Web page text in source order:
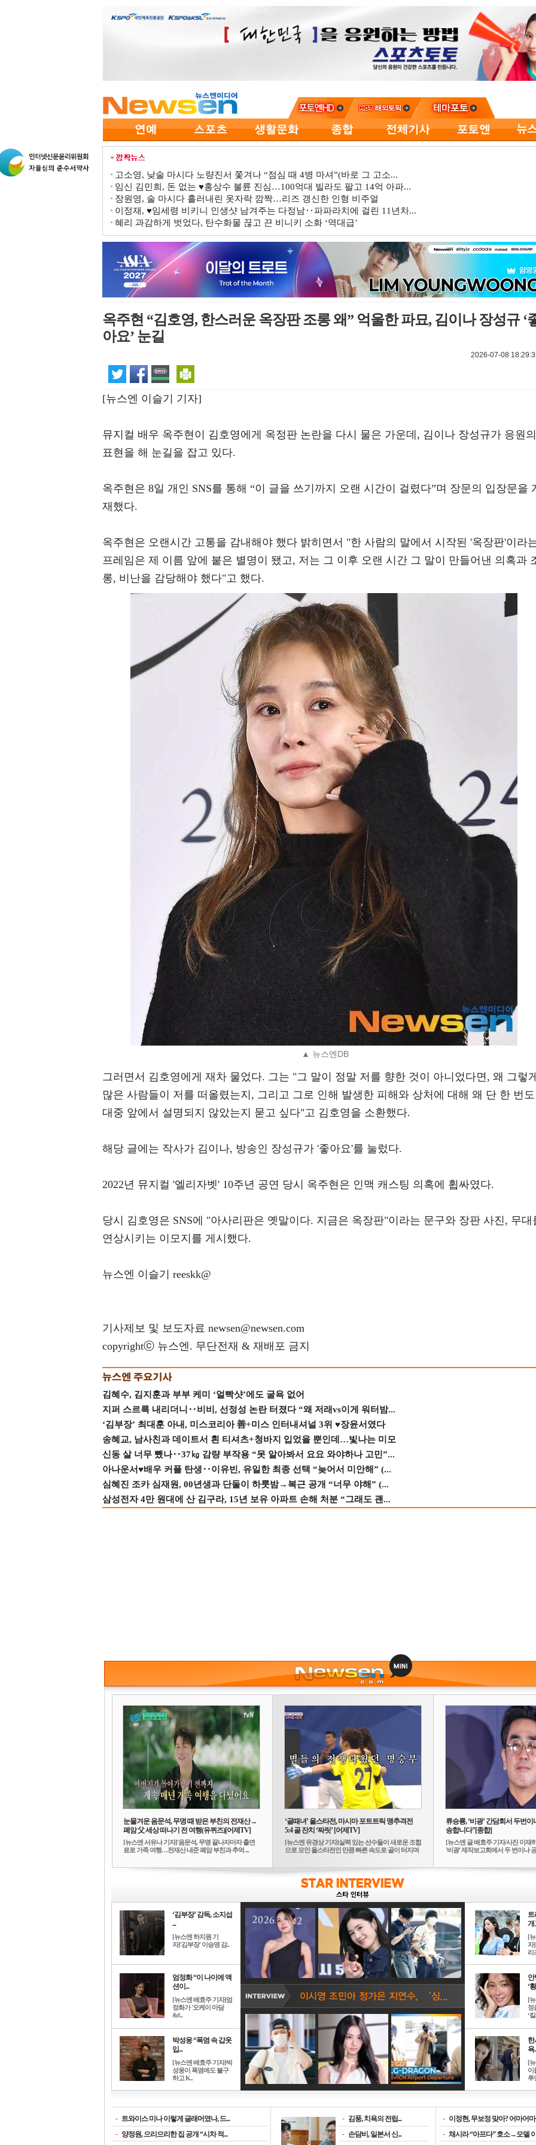
고소영, 낮술 마시다 노량진서 쫓겨나 “점심 때 4병 마셔”(바로 그 고소...
임신 김민희, 돈 없는 ♥홍상수 불륜 진심…100억대 빌라도 팔고 14억 아파...
장원영, 술 마시다 흘러내린 옷자락 깜짝…리즈 갱신한 인형 비주얼
이정재, ♥임세령 비키니 인생샷 남겨주는 다정남‥파파라치에 걸린 11년차...
혜리 과감하게 벗었다, 탄수화물 끊고 끈 비니키 소화 ‘역대급’
옥주현 “김호영, 한스러운 옥장판 조롱 왜” 억울한 파묘, 김이나 장성규 ‘
아요’ 눈길
2026-07-08
[뉴스엔 이슬기 기자]
뮤지컬 배우 옥주현이 김호영에게 옥정판 논란을 다시 물은 가운데, 김이나 장성규가 응원의
표현을 해 눈길을 잡고 있다.
옥주현은 8일 개인 SNS를 통해 “이 글을 쓰기까지 오랜 시간이 걸렸다”며 장문의 입장문을
재했다.
옥주현은 오랜시간 고통을 감내해야 했다 밝히면서 "한 사람의 말에서 시작된 '옥장판'이라
프레임은 제 이름 앞에 붙은 별명이 됐고, 저는 그 이후 오랜 시간 그 말이 만들어낸 의혹과
롱, 비난을 감당해야 했다"고 했다.
▲ 뉴스엔DB
그러면서 김호영에게 재차 물었다. 그는 "그 말이 정말 저를 향한 것이 아니었다면, 왜 그렇
많은 사람들이 저를 떠올렸는지, 그리고 그로 인해 발생한 피해와 상처에 대해 왜 단 한 번도
대중 앞에서 설명되지 않았는지 묻고 싶다"고 김호영을 소환했다.
해당 글에는 작사가 김이나, 방송인 장성규가 '좋아요'를 눌렀다.
2022년 뮤지컬 '엘리자벳' 10주년 공연 당시 옥주현은 인맥 캐스팅 의혹에 휩싸였다.
당시 김호영은 SNS에 "아사리판은 옛말이다. 지금은 옥장판"이라는 문구와 장판 사진, 무대
연상시키는 이모지를 게시했다.
뉴스엔 이슬기 reeskk@
기사제보 및 보도자료 newsen@newsen.com
copyrightⓒ 뉴스엔. 무단전재 & 재배포 금지
김혜수, 김지훈과 부부 케미 ‘얼빡샷’에도 굴욕 없어
지퍼 스르륵 내리더니‥비비, 선정성 논란 터졌다 “왜 저래vs이게 워터밤...
‘김부장’ 최대훈 아내, 미스코리아 善+미스 인터내셔널 3위 ♥장윤서였다
송혜교, 남사친과 데이트서 흰 티셔츠+청바지 입었을 뿐인데…빛나는 미모
신동 살 너무 뺐나‥37㎏ 감량 부작용 “못 알아봐서 요요 와야하나 고민”...
아나운서♥배우 커플 탄생‥이유빈, 유일한 최종 선택 “늦어서 미안해” (...
심혜진 조카 심재원, 00년생과 단둘이 하룻밤→복근 공개 “너무 야해” (...
삼성전자 4만 원대에 산 김구라, 15년 보유 아파트 손해 처분 “그래도 괜...
눈물겨운 음문석, 무명 때 받은 부친의 전재산→
폐암 父 세상 떠나기 전 여행(유퀴즈)[어제TV]
[뉴스엔 서유나 기자]'음문석, 무명 끝나자마자 출연
료로 가족 여행…전재산 내준 폐암 부친과 추억 ...
‘골때녀’ 올스타전, 마시마 포트트릭 맹추격전
5:4 골 잔치 ‘짜릿’ [어제TV]
[뉴스엔 유경상 기자]실력 있는 선수들이 새로운 조합
으로 모인 올스타전인 만큼 빠른 속도로 골이 터지며
류승룡, ‘비광’ 간담회서 두번이
송합니다”[종합]
[뉴스엔 글 배효주 기자/사진 이재
'비광' 제작보고회에서 두 번이나
‘김부장’ 감독, 소지섭
...
[뉴스엔 하지원 기
자]'김부장' 이승영 감..
엄정화 “이 나이에 액
션이...
[뉴스엔 배효주 기자]엄
정화가 '오케이 마담
&#..
박성웅 “폭염 속 갑옷
입...
[뉴스엔 배효주 기자]박
성웅이 폭염에도 불구
하고 K..
트
개
[
자
리
안
‘
[
정
‘킬
한
욕
[
이
루
- 트와이스 미나 이렇게 글래머였나, 드...
- 양정원, 으리으리한 집 공개 “시차 적...
- 김풍, 치욕의 전립...
- 손담비, 일본서 신...
- 이정현, 무보정 맞아? 어마어마
- 채시라 “아프다” 호소→모델